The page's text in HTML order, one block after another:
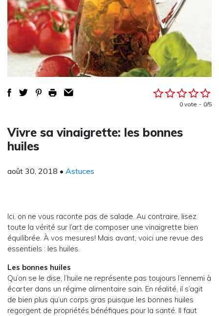
0 vote 0/5
Vivre sa vinaigrette: les bonnes
huiles
août 30, 2018 • Astuces
Ici, on ne vous raconte pas de salade. Au contraire, lisez
toute la vérité sur l’art de composer une vinaigrette bien
équilibrée. À vos mesures! Mais avant, voici une revue des
essentiels : les huiles.
Les bonnes huiles
Qu’on se le dise, l’huile ne représente pas toujours l’ennemi à
écarter dans un régime alimentaire sain. En réalité, il s’agit
de bien plus qu’un corps gras puisque les bonnes huiles
regorgent de propriétés bénéfiques pour la santé. Il faut